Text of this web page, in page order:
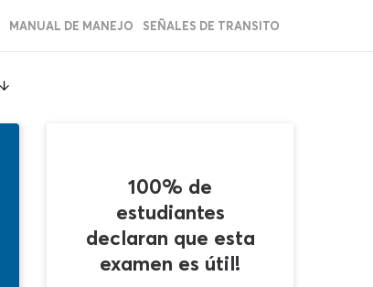
MANUAL DE MANEJO SEÑALES DE TRANSITO
100% de
estudiantes
declaran que esta
examen es útil!